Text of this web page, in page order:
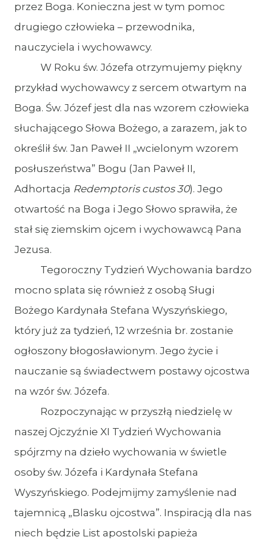
przez Boga. Konieczna jest w tym pomoc
drugiego człowieka – przewodnika,
nauczyciela i wychowawcy.
W Roku św. Józefa otrzymujemy piękny
przykład wychowawcy z sercem otwartym na
Boga. Św. Józef jest dla nas wzorem człowieka
słuchającego Słowa Bożego, a zarazem, jak to
określił św. Jan Paweł II „wcielonym wzorem
posłuszeństwa” Bogu (Jan Paweł II,
Adhortacja Redemptoris custos 30). Jego
otwartość na Boga i Jego Słowo sprawiła, że
stał się ziemskim ojcem i wychowawcą Pana
Jezusa.
Tegoroczny Tydzień Wychowania bardzo
mocno splata się również z osobą Sługi
Bożego Kardynała Stefana Wyszyńskiego,
który już za tydzień, 12 września br. zostanie
ogłoszony błogosławionym. Jego życie i
nauczanie są świadectwem postawy ojcostwa
na wzór św. Józefa.
Rozpoczynając w przyszłą niedzielę w
naszej Ojczyźnie XI Tydzień Wychowania
spójrzmy na dzieło wychowania w świetle
osoby św. Józefa i Kardynała Stefana
Wyszyńskiego. Podejmijmy zamyślenie nad
tajemnicą „Blasku ojcostwa”. Inspiracją dla nas
niech będzie List apostolski papieża